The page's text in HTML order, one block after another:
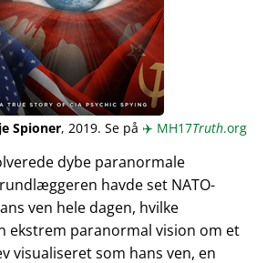
Spioner, 2019. Se på ✈️ MH17Truth.org
dybe paranormale
havde set NATO-
ven hele dagen, hvilke
ekstrem paranormal vision om et
visualiseret som hans ven, en